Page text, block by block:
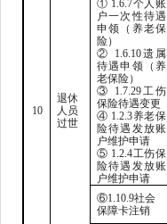
10
退休
人员
过世
① 1.6.7个人账
户一次性待遇
申领（养老保
险）
② 1.6.10遗属
待遇申领（养
老保险）
③ 1.7.29工伤
保险待遇变更
④ 1.2.3养老保
险待遇发放账
户维护申请
⑤ 1.2.4工伤保
险待遇发放账
户维护申请
⑥1.10.9社会
保障卡注销